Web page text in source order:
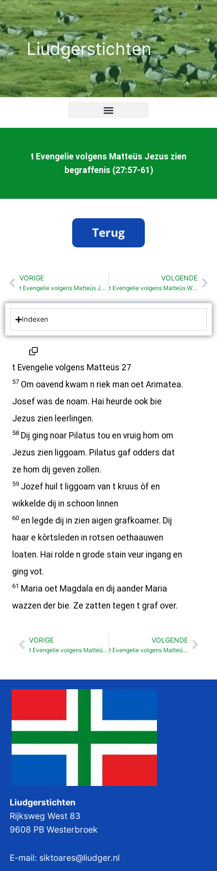
Ga
naar
de
inhoudLiudgerstichten
t Evengelie volgens Matteüs Jezus zien
begraffenis (27:57-61)
Vorige
VORIGE
t Evengelie volgens Matteüs Jezus bespot en kruzegd (27:27-56)
VOLGENDE
t Evengelie volgens Matteüs Wachters bie t graf (27:62-66)
Indexen
t Evengelie volgens Matteüs 27
57 Om oavend kwam n riek man oet Arimatea.
Josef was de noam. Hai heurde ook bie
Jezus zien leerlingen.
58 Dij ging noar Pilatus tou en vruig hom om
Jezus zien liggoam. Pilatus gaf odders dat
ze hom dij geven zollen.
59 Jozef huil t liggoam van t kruus òf en
wikkelde dij in schoon linnen
60 en legde dij in zien aigen grafkoamer. Dij
haar e kòrtsleden in rotsen oethaauwen
loaten. Hai rolde n grode stain veur ingang en
ging vot.
61 Maria oet Magdala en dij aander Maria
wazzen der bie. Ze zatten tegen t graf over.
Vorige
VORIGE
t Evengelie volgens Matteüs Jezus bespot en kruzegd (27:27-56)
VOLGENDE
t Evengelie volgens Matteüs Wachters bie t graf (27:62-66)
Liudgerstichten
Rijksweg West 83
9608 PB Westerbroek
E-mail: siktoares@liudger.nl